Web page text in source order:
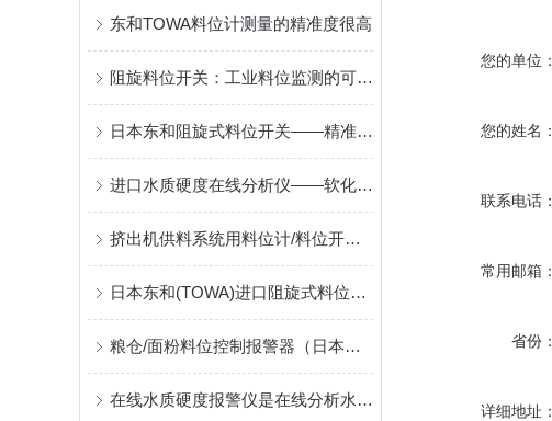
东和TOWA料位计测量的精准度很高
阻旋料位开关：工业料位监测的可靠守护者
日本东和阻旋式料位开关——精准扭矩设计保障可靠运行
进口水质硬度在线分析仪——软化水出口硬度监测选型参考
挤出机供料系统用料位计/料位开关 PRL-100型
日本东和(TOWA)进口阻旋式料位开关出厂后可提供的货物证明文件
粮仓/面粉料位控制报警器（日本东和TOWA料位开关）
在线水质硬度报警仪是在线分析水质硬度的便携式仪器
您的单位：
您的姓名：
联系电话：
常用邮箱：
省份：
详细地址：